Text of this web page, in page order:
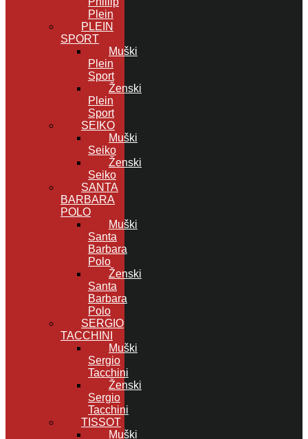
Plein
PLEIN
SPORT
Muški
Plein
Sport
Ženski
Plein
Sport
SEIKO
Muški
Seiko
Ženski
Seiko
SANTA
BARBARA
POLO
Muški
Santa
Barbara
Polo
Ženski
Santa
Barbara
Polo
SERGIO
TACCHINI
Muški
Sergio
Tacchini
Ženski
Sergio
Tacchini
TISSOT
Muški